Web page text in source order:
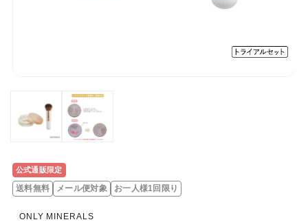
公式通販限定
送料無料
メール便対象 お一人様1回限り
ONLY MINERALS